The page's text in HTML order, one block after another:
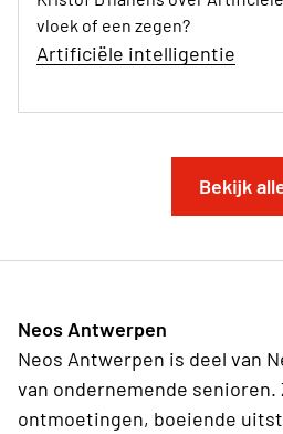
vloek of een zegen?
Artificiële intelligentie
Bekijk
Neos Antwerpen
Neos Antwerpen is deel van
van ondernemende senioren.
ontmoetingen, boeiende